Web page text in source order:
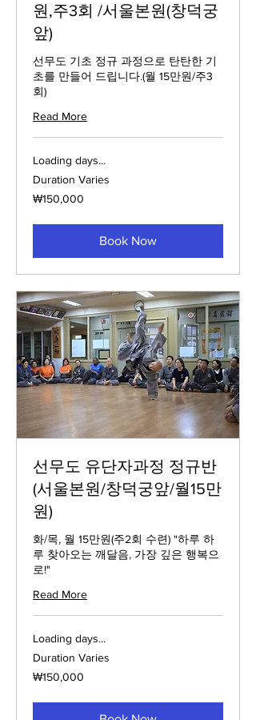
원,주3회 /서울본원(창덕궁
앞)
선무도 기초 정규 과정으로 탄탄한 기
초를 만들어 드립니다.(월 15만원/주3
회)
Read More
Loading days...
Duration Varies
150,000
South
₩150,000
Book Now
선무도 유단자과정 정규반
(서울본원/창덕궁앞/월15만
원)
화/목, 월 15만원(주2회 수련) "하루 하
루 찾아오는 깨달음, 가장 깊은 행복으
로!"
Read More
Loading days...
Duration Varies
150,000
South
₩150,000